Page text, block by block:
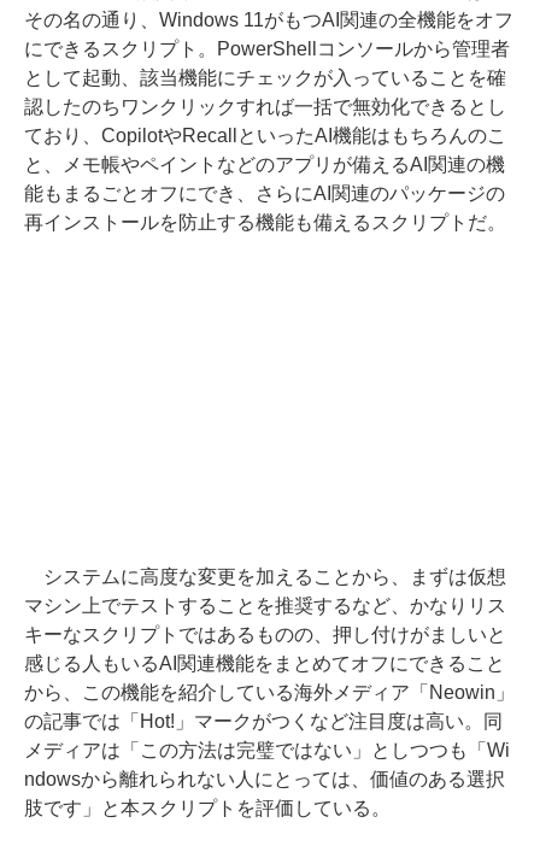
その名の通り、Windows 11がもつAI関連の全機能をオフ
にできるスクリプト。PowerShellコンソールから管理者
として起動、該当機能にチェックが入っていることを確
認したのちワンクリックすれば一括で無効化できるとし
ており、CopilotやRecallといったAI機能はもちろんのこ
と、メモ帳やペイントなどのアプリが備えるAI関連の機
能もまるごとオフにでき、さらにAI関連のパッケージの
再インストールを防止する機能も備えるスクリプトだ。
システムに高度な変更を加えることから、まずは仮想
マシン上でテストすることを推奨するなど、かなりリス
キーなスクリプトではあるものの、押し付けがましいと
感じる人もいるAI関連機能をまとめてオフにできること
から、この機能を紹介している海外メディア「Neowin」
の記事では「Hot!」マークがつくなど注目度は高い。同
メディアは「この方法は完璧ではない」としつつも「Wi
ndowsから離れられない人にとっては、価値のある選択
肢です」と本スクリプトを評価している。